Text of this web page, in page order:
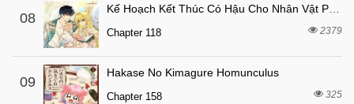
08
Kế Hoạch Kết Thúc Có Hậu Cho Nhân Vật Phản Diện
Chapter 118 2379
09
Hakase No Kimagure Homunculus
Chapter 158 325